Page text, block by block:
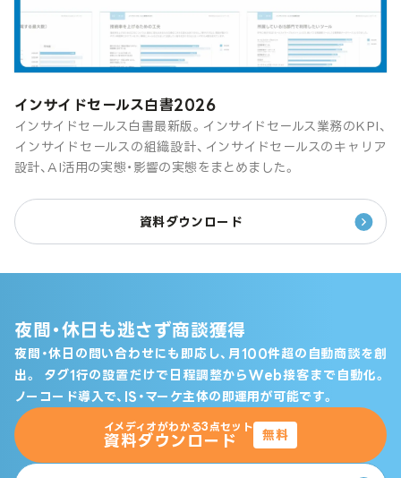
インサイドセールス白書2026
インサイドセールス白書最新版。インサイドセールス業務のKPI、
インサイドセールスの組織設計、インサイドセールスのキャリア
設計、AI活用の実態・影響の実態をまとめました。
資料ダウンロード
夜間・休日も逃さず商談獲得
夜間・休日の問い合わせにも即応し、月100件超の自動商談を創
出。
タグ1行の設置だけで日程調整からWeb接客まで自動化。
ノーコード導入で、IS・マーケ主体の即運用が可能です。
イメディオがわかる3点セット
資料ダウンロード 無料